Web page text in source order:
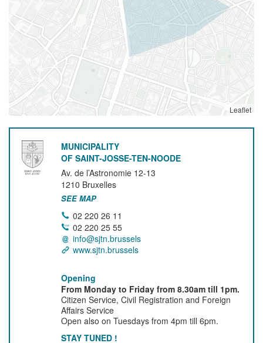
Leaflet
MUNICIPALITY
OF SAINT-JOSSE-TEN-NOODE
Av. de l’Astronomie 12-13
1210 Bruxelles
SEE MAP
02 220 26 11
02 220 25 55
info@sjtn.brussels
www.sjtn.brussels
Opening
From Monday to Friday from 8.30am till 1pm.
Citizen Service, Civil Registration and Foreign
Affairs Service
Open also on Tuesdays from 4pm till 6pm.
STAY TUNED !